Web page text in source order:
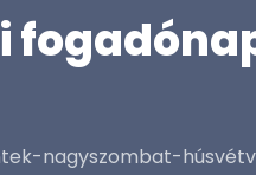
nagyszombat-